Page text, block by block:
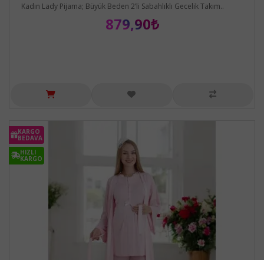
Kadın Lady Pijama; Büyük Beden 2’li Sabahlıklı Gecelik Takım..
879,90₺
KARGO
BEDAVA
HIZLI
KARGO